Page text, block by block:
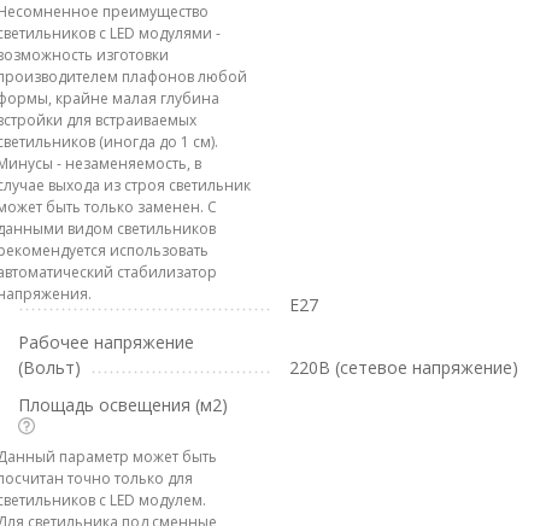
преимущество
с LED модулями -
изготовки
плафонов любой
крайне малая глубина
для встраиваемых
(иногда до 1 см).
- незаменяемость, в
выхода из строя светильник
быть только заменен. С
видом светильников
использовать
стабилизатор
E27
Рабочее напряжение
(Вольт)
220В (сетевое напряжение)
Площадь освещения (м2)
параметр может быть
точно только для
с LED модулем.
светильника под сменные